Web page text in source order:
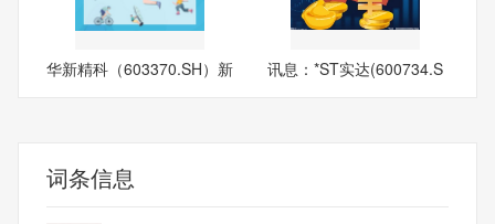
华新精科（603370.SH）新
讯息：*ST实达(600734.S
词条信息